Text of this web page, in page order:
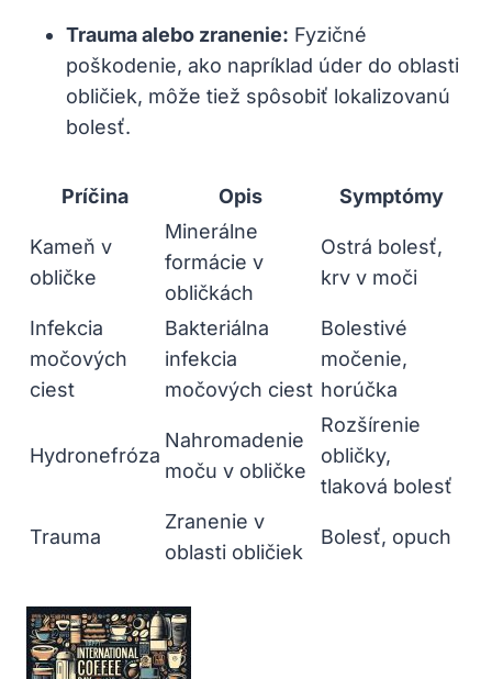
Trauma alebo zranenie: Fyzičné
poškodenie, ako napríklad úder do oblasti
obličiek, môže tiež spôsobiť lokalizovanú
bolesť.
Príčina Opis Symptómy
Kameň v
obličke
Minerálne
formácie v
obličkách
Ostrá bolesť,
krv v moči
Infekcia
močových
ciest
Bakteriálna
infekcia
močových ciest
Bolestivé
močenie,
horúčka
Hydronefróza
Nahromadenie
moču v obličke
Rozšírenie
obličky,
tlaková bolesť
Trauma
Zranenie v
oblasti obličiek
Bolesť, opuch